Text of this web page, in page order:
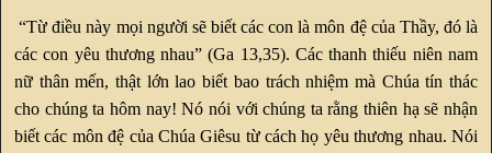
“Từ điều này mọi người sẽ biết các con là môn đệ của Thầy, đó là
các con yêu thương nhau” (Ga 13,35). Các thanh thiếu niên nam
nữ thân mến, thật lớn lao biết bao trách nhiệm mà Chúa tín thác
cho chúng ta hôm nay! Nó nói với chúng ta rằng thiên hạ sẽ nhận
biết các môn đệ của Chúa Giêsu từ cách họ yêu thương nhau. Nói